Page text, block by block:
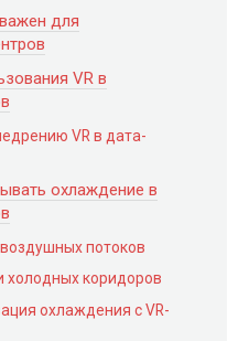
для
VR в
VR в дата-
охлаждение в
потоков
холодных коридоров
охлаждения с VR-